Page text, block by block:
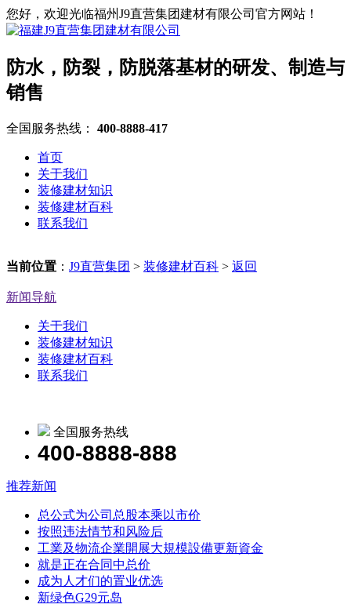
您好，欢迎光临福州J9直营集团建材有限公司官方网站！
防水，防裂，防脱落基材的研发、制造与
销售
全国服务热线： 400-8888-417
首页
关于我们
装修建材知识
装修建材百科
联系我们
当前位置 ： J9直营集团 > 装修建材百科 > 返回
新闻导航
关于我们
装修建材知识
装修建材百科
联系我们
全国服务热线
400-8888-888
推荐新闻
总公式为公司总股本乘以市价
按照违法情节和风险后
工業及物流企業開展大規模設備更新資金
就是正在合同中总价
成为人才们的置业优选
新绿色G29元岛